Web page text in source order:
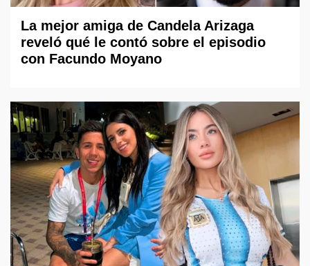
La mejor amiga de Candela Arizaga
reveló qué le contó sobre el episodio
con Facundo Moyano